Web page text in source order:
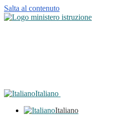
Salta al contenuto
Italiano
Italiano